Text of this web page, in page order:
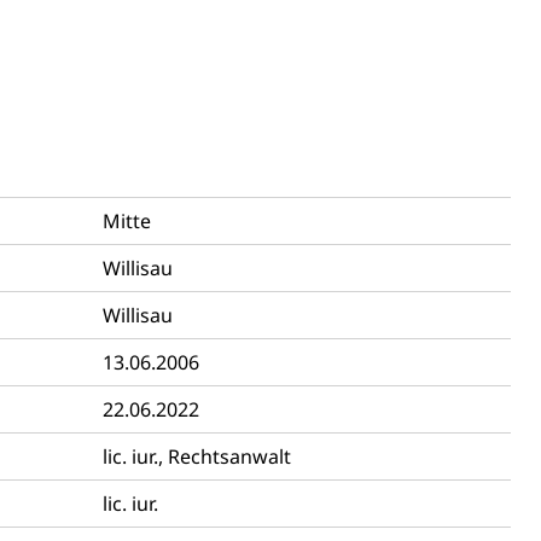
Mitte
Willisau
Willisau
13.06.2006
22.06.2022
lic. iur., Rechtsanwalt
lic. iur.
Betriebe, Alarmierung, Sirenentest